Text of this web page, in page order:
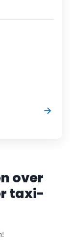
→
over
taxi-